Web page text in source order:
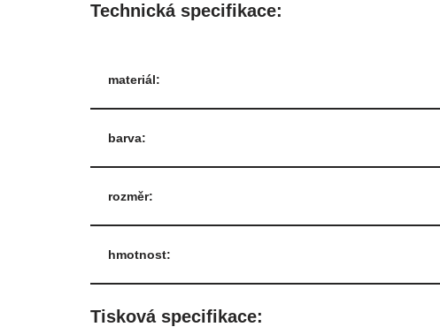
Technická specifikace:
materiál:
barva:
rozměr:
hmotnost:
Tisková specifikace: